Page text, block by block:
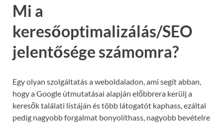
Mi a
keresőoptimalizálás/SEO
jelentősége számomra?
Egy olyan szolgáltatás a weboldaladon, ami segít abban,
hogy a Google útmutatásai alapján előbbrera kerülj a
keresők találati listáján és több látogatót kaphass, ezáltal
pedig nagyobb forgalmat bonyolíthass, nagyobb bevételre